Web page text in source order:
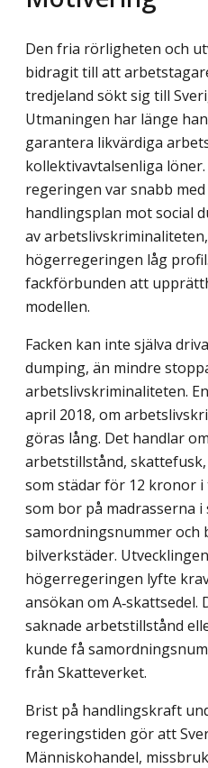
Den fria rörligheten och
bidragit till att
tredjeland sökt sig till
Utmaningen har länge
garantera likvärdiga
kollektivavtalsenliga
regeringen var snabb
handlingsplan mot social
av
höger­regeringen låg
fackförbunden att
modellen.
Facken kan inte själva
dumping, än mindre
arbetslivskriminaliteten.
april 2018, om
göras lång. Det handlar
arbetstillstånd,
som städar för 12 kronor
som bor på madrasserna i
samordningsnummer och
bilverkstäder.
högerregeringen lyfte
ansökan om
saknade arbetstillstånd
kunde få
från Skatteverket.
Brist på handlingskraft
regeringstiden gör att
Människohandel,